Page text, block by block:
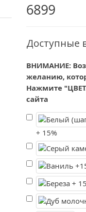
6899
Доступные
ВНИМАНИЕ:
желанию,
Нажмите
сайта
+ 15%